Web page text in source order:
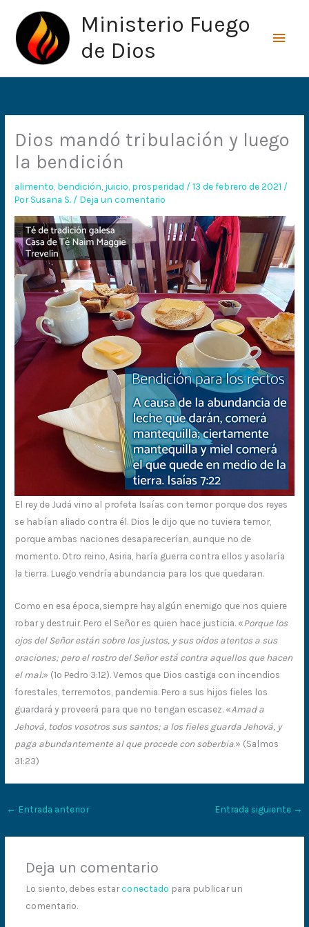
contenido
Ministerio Fuego
de Dios
Dios mandó tribulación y luego
la bendición
alimento bendición juicio prosperidad /13 de febrero de 2021 /
PorSusana S. / Deja un comentario
El rey de Judá vino al profeta Isaías con temor porque dos reyes
se habían aliado contra él. Dios le dijo que no tuviera temor,
porque ambas naciones desaparecerían, aunque no de
momento. Otro reino, Asiria, haría guerra contra ellos y asolaría
la tierra. Luego vendría abundancia para los que quedaran.
Como en esa época, siempre hay algún enemigo que nos quiere
robar y destruir. Pero el Señor es quien hace justicia. «Porque los
ojos del Señor están sobre los justos, y sus oídos atentos a sus
oraciones; pero el rostro del Señor está contra aquellos que hacen
el mal.» (1º Pedro 3:12). Vemos que Dios castiga con incendios
forestales, terremotos, pandemia. Pero a sus hijos fieles los
guardará y proveerá para que no tengan escasez. «Amad a
Jehová, todos vosotros sus santos; a los fieles guarda Jehová, y
paga abundantemente al que procede con soberbia.» (Salmos
31:23)
← Entrada anterior Entrada siguiente →
Deja un comentario
Lo siento, debes estarconectado para publicar un
comentario.